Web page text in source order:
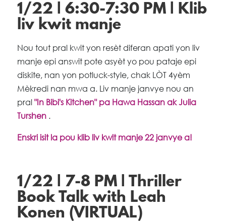
1/22 | 6:30-7:30 PM | Klib
liv kwit manje
Nou tout pral kwit yon resèt diferan apati yon liv
manje epi answit pote asyèt yo pou pataje epi
diskite, nan yon potluck-style, chak LÒT 4yèm
Mèkredi nan mwa a. Liv manje janvye nou an
pral "In Bibi's Kitchen" pa Hawa Hassan ak Julia
Turshen.
Enskri isit la pou klib liv kwit manje 22 janvye a!
1/22 | 7-8 PM | Thriller
Book Talk with Leah
Konen (VIRTUAL)